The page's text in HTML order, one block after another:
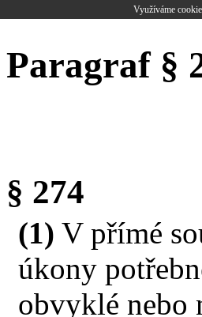
Využíváme
Paragraf §
§ 274
(1) V přímé
úkony
obvyklé nebo